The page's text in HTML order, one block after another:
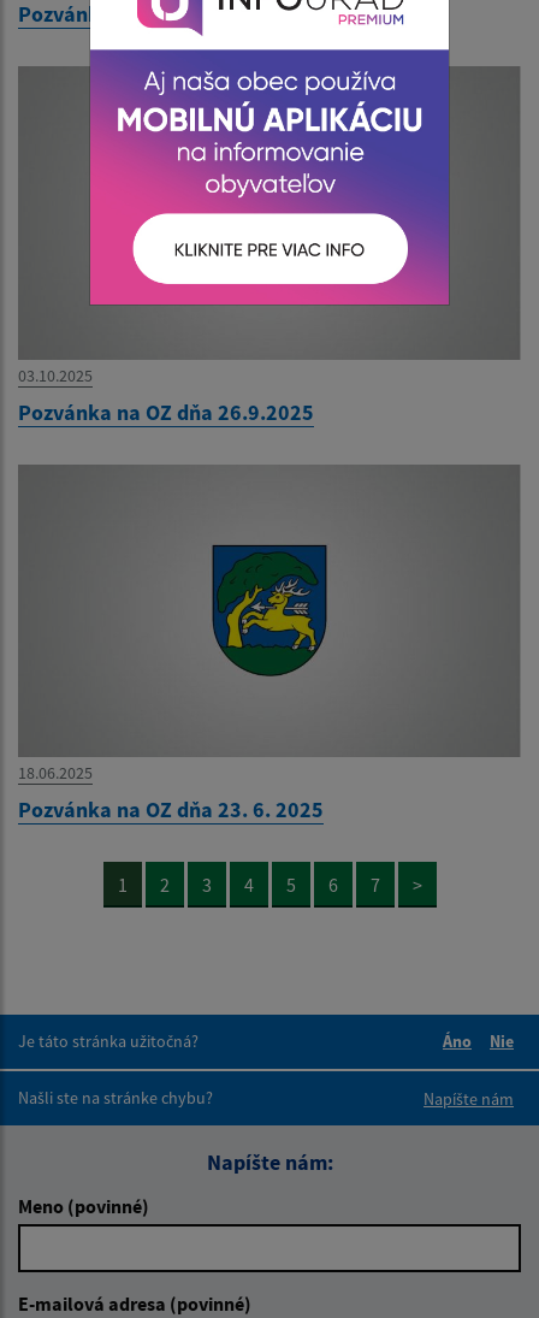
Pozvánka na OZ dňa 21.11.2025
03.10.2025
Pozvánka na OZ dňa 26.9.2025
18.06.2025
Pozvánka na OZ dňa 23. 6. 2025
1 2 3 4 5 6 7 >
Je táto stránka užitočná?
Áno
Nie
Našli ste na stránke chybu?
Napíšte nám
Napíšte nám:
Meno (povinné)
E-mailová adresa (povinné)